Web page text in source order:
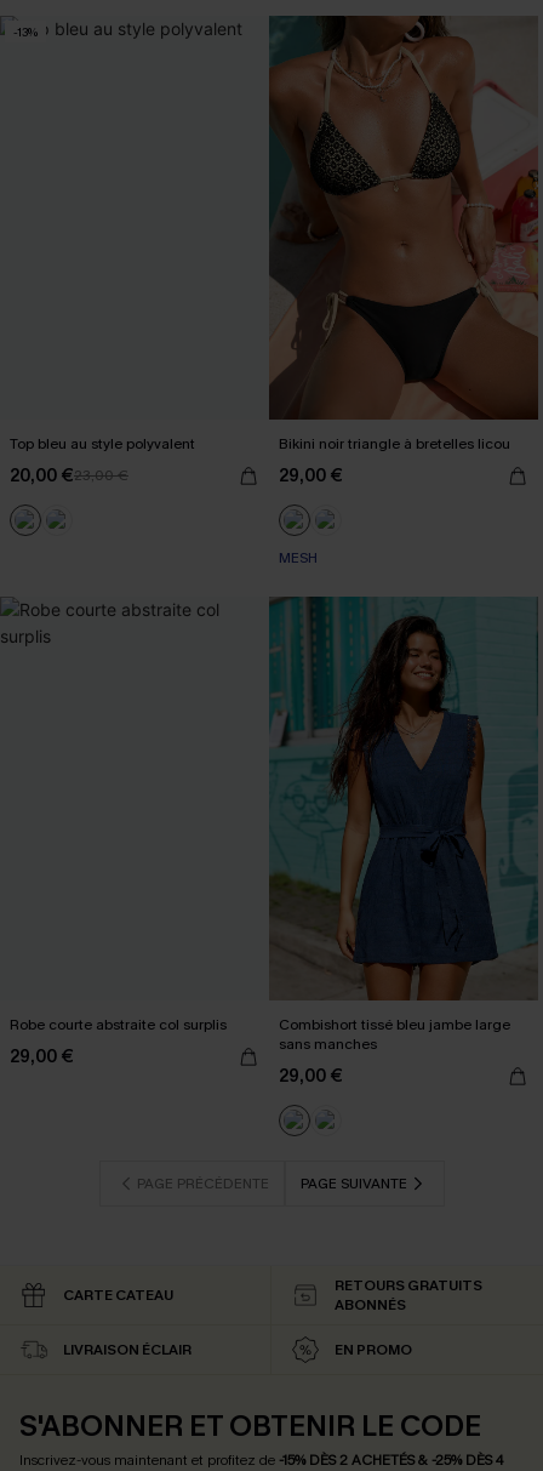
-13%
Top bleu au style polyvalent
20,00 €23,00 €
Bikini noir triangle à bretelles licou
29,00 €
MESH
Robe courte abstraite col surplis
29,00 €
Combishort tissé bleu jambe large
sans manches
29,00 €
PAGE PRÉCÉDENTE PAGE SUIVANTE
CARTE CATEAU
RETOURS GRATUITS
ABONNÉS
LIVRAISON ÉCLAIR EN PROMO
S'ABONNER ET OBTENIR LE CODE
Inscrivez-vous maintenant et profitez de -15% DÈS 2 ACHETÉS & -25% DÈS 4